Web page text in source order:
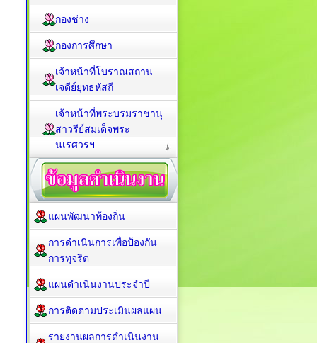
กองช่าง
กองการศึกษา
เจ้าหน้าที่โบราณสถาน
เจดีย์ยุทธหัสถี
เจ้าหน้าที่พระบรมราชานุ
สาวรีย์สมเด็จพระ
นเรศวรฯ
แผนพัฒนาท้องถิ่น
การดำเนินการเพื่อป้องกัน
การทุจริต
แผนดำเนินงานประจำปี
การติดตามประเมินผลแผน
รายงานผลการดำเนินงาน